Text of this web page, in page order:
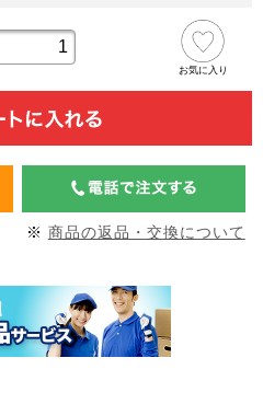
お気に入り
※ 商品の返品・交換について